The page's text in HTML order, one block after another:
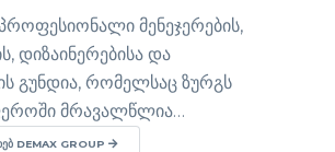
მენეჯერების,
დიზაინერებისა და
გუნდია, რომელსაც ზურგს
მრავალწლია…
DEMAX GROUP